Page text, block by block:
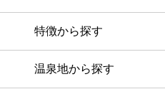
特徴から探す
温泉地から探す